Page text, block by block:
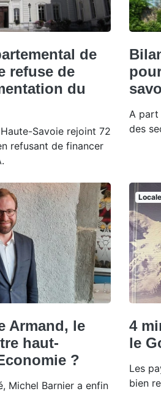
de
refuse de
du
Savoie rejoint 72
refusant de financer
A part
des
Armand, le
haut-
?
Michel Barnier a enfin
4
le
Les
bien